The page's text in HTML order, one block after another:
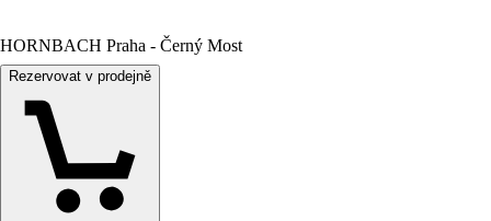
HORNBACH Praha - Černý Most
Rezervovat v prodejně